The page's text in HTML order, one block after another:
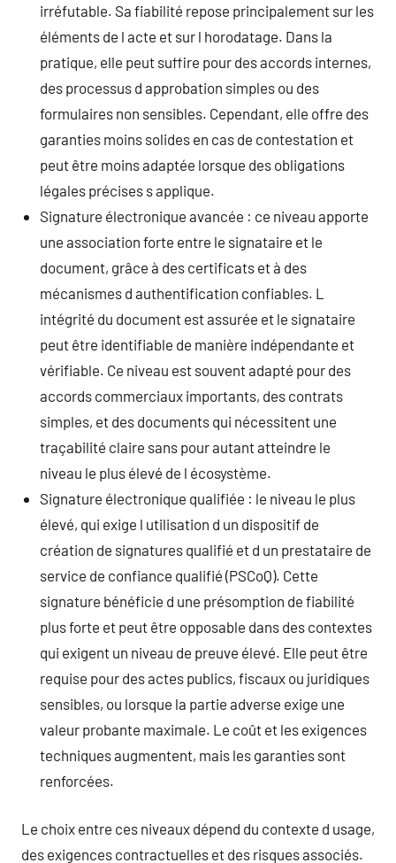
irréfutable. Sa fiabilité repose principalement sur les
éléments de l acte et sur l horodatage. Dans la
pratique, elle peut suffire pour des accords internes,
des processus d approbation simples ou des
formulaires non sensibles. Cependant, elle offre des
garanties moins solides en cas de contestation et
peut être moins adaptée lorsque des obligations
légales précises s applique.
Signature électronique avancée : ce niveau apporte
une association forte entre le signataire et le
document, grâce à des certificats et à des
mécanismes d authentification confiables. L
intégrité du document est assurée et le signataire
peut être identifiable de manière indépendante et
vérifiable. Ce niveau est souvent adapté pour des
accords commerciaux importants, des contrats
simples, et des documents qui nécessitent une
traçabilité claire sans pour autant atteindre le
niveau le plus élevé de l écosystème.
Signature électronique qualifiée : le niveau le plus
élevé, qui exige l utilisation d un dispositif de
création de signatures qualifié et d un prestataire de
service de confiance qualifié (PSCoQ). Cette
signature bénéficie d une présomption de fiabilité
plus forte et peut être opposable dans des contextes
qui exigent un niveau de preuve élevé. Elle peut être
requise pour des actes publics, fiscaux ou juridiques
sensibles, ou lorsque la partie adverse exige une
valeur probante maximale. Le coût et les exigences
techniques augmentent, mais les garanties sont
renforcées.
Le choix entre ces niveaux dépend du contexte d usage,
des exigences contractuelles et des risques associés.